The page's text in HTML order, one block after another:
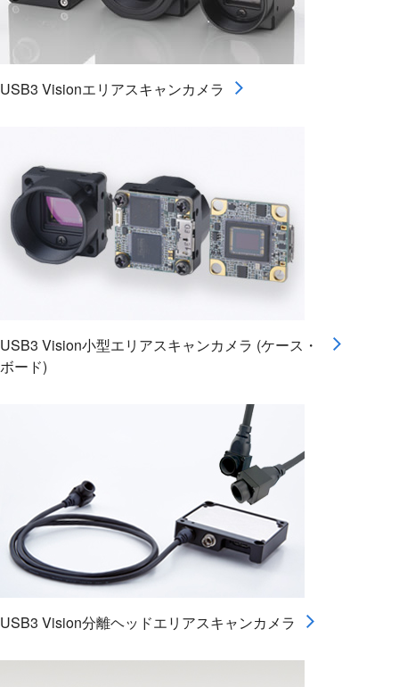
USB3 Visionエリアスキャンカメラ
USB3 Vision小型エリアスキャンカメラ (ケース・
ボード)
USB3 Vision分離ヘッドエリアスキャンカメラ